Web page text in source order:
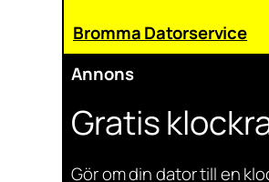
Bromma Datorservice
Annons
Gratis
Gör om din dator till en